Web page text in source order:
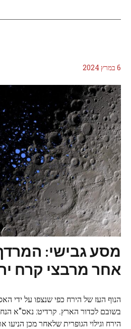
6 במרץ 2024
מסע גבישי:
אחר מרבצי קרח
הירח וגילוי הגופרית שלאחר מכן